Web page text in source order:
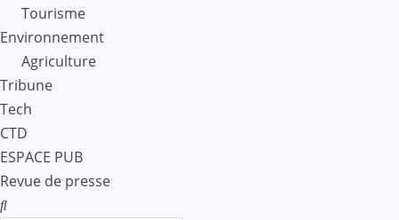
Tourisme
Environnement
Agriculture
Tribune
Tech
CTD
ESPACE PUB
Revue de presse